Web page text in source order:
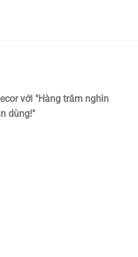
với "Hàng trăm nghìn
dùng!"